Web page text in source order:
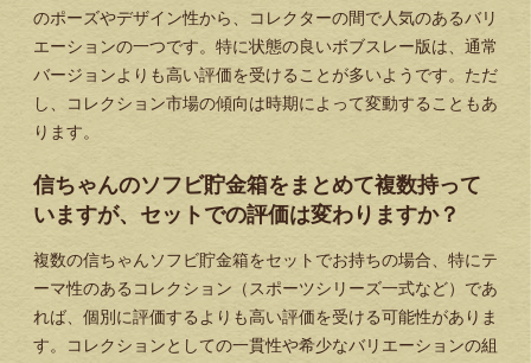
のポーズやデザイン性から、コレクターの間で人気のあるバリ
エーションの一つです。特に状態の良いボブスレー版は、通常
バージョンよりも高い評価を受けることが多いようです。ただ
し、コレクション市場の傾向は時期によって変動することもあ
ります。
信ちゃんのソフビ貯金箱をまとめて複数持って
いますが、セットでの評価は変わりますか？
複数の信ちゃんソフビ貯金箱をセットでお持ちの場合、特にテ
ーマ性のあるコレクション（スポーツシリーズ一式など）であ
れば、個別に評価するよりも高い評価を受ける可能性がありま
す。コレクションとしての一貫性や希少なバリエーションの組